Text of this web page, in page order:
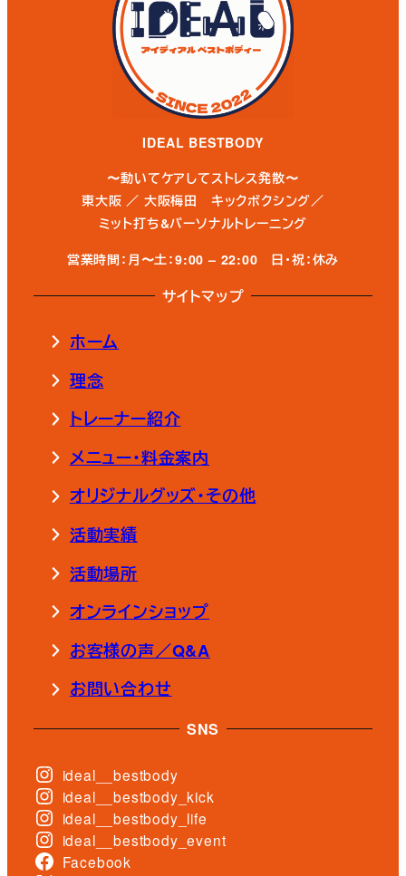
IDEAL BESTBODY
〜動いてケアしてストレス発散〜
東大阪 ／ 大阪梅田 キックボクシング／
ミット打ち&パーソナルトレーニング
営業時間：月〜土：9:00 – 22:00
日・祝：休み
サイトマップ
ホーム
理念
トレーナー紹介
メニュー・料金案内
オリジナルグッズ・その他
活動実績
活動場所
オンラインショップ
お客様の声／Q&A
お問い合わせ
SNS
ideal__bestbody
ideal__bestbody_kick
ideal__bestbody_life
ideal__bestbody_event
Facebook